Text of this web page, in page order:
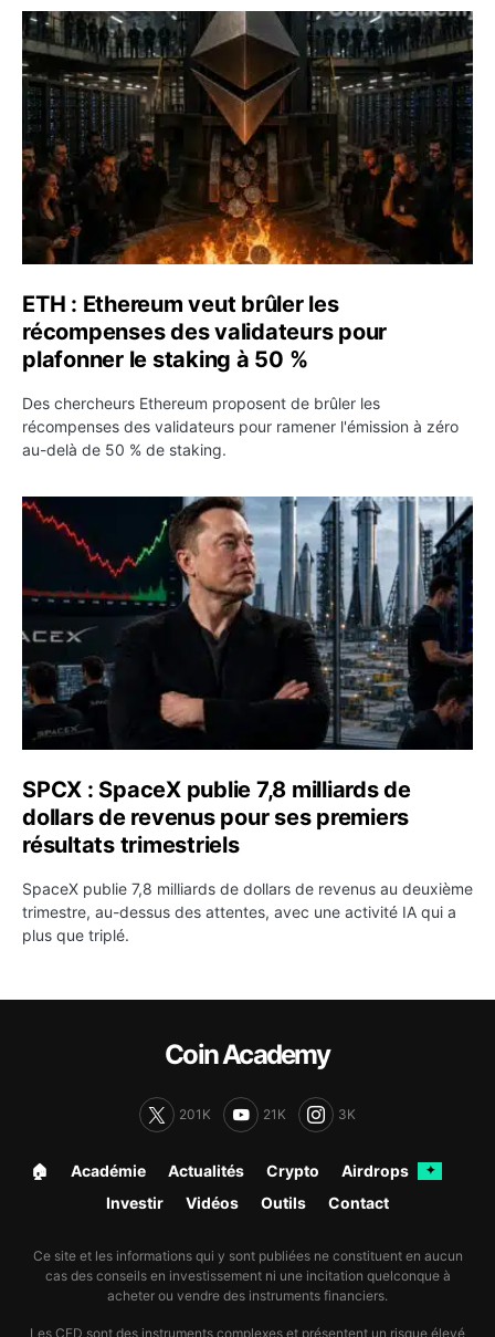
ETH : Ethereum veut brûler les récompenses des
ETH : Ethereum veut brûler les
récompenses des validateurs pour
plafonner le staking à 50 %
Des chercheurs Ethereum proposent de brûler les
récompenses des validateurs pour ramener l'émission à zéro
au-delà de 50 % de staking.
SPCX : SpaceX publie 7,8 milliards de dollars de
SPCX : SpaceX publie 7,8 milliards de
dollars de revenus pour ses premiers
résultats trimestriels
SpaceX publie 7,8 milliards de dollars de revenus au deuxième
trimestre, au-dessus des attentes, avec une activité IA qui a
plus que triplé.
Coin Academy
201K 21K 3K
🏠︎ Académie Actualités Crypto Airdrops ✦
Investir Vidéos Outils Contact
Ce site et les informations qui y sont publiées ne constituent en aucun
cas des conseils en investissement ni une incitation quelconque à
acheter ou vendre des instruments financiers.
Les CFD sont des instruments complexes et présentent un risque élevé